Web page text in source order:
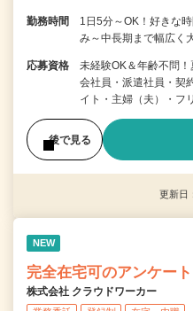
勤務時間
1日5分～OK！好きな
み～中長期まで幅広く
応募資格
未経験OK＆年齢不問
会社員・派遣社員・契
イト・主婦（夫）・フ
後で見る
更新日
NEW
完全在宅可のアンケー
株式会社 クラウドワーカー